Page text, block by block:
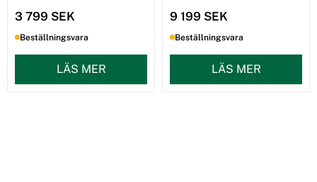
3 799 SEK
Beställningsvara
LÄS MER
9 199 SEK
Beställningsvara
LÄS MER